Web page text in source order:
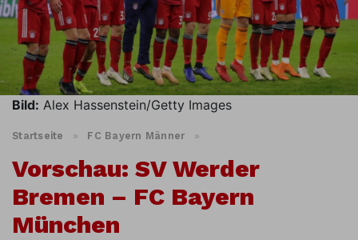
Bild: Alex Hassenstein/Getty Images
Startseite » FC Bayern Männer »
Vorschau: SV Werder
Bremen – FC Bayern
München